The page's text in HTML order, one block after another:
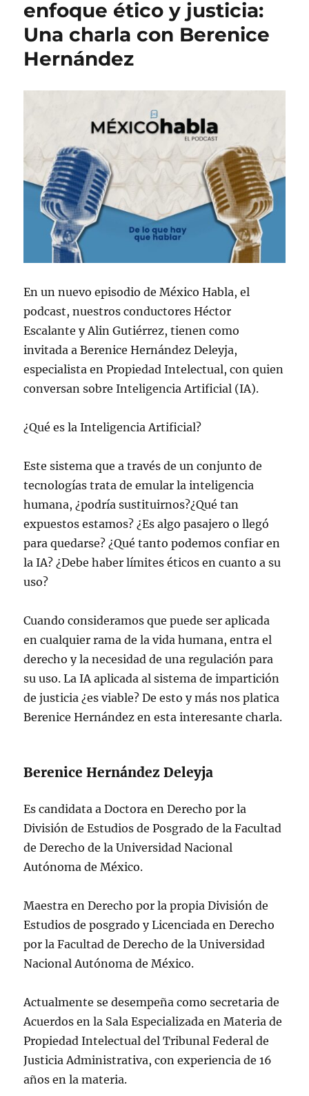
d
o
e
a
s
a
s
enfoque ético y justicia:
Una charla con Berenice
Hernández
En un nuevo episodio de México Habla, el
podcast, nuestros conductores Héctor
Escalante y Alin Gutiérrez, tienen como
invitada a Berenice Hernández Deleyja,
especialista en Propiedad Intelectual, con quien
conversan sobre Inteligencia Artificial (IA).
¿Qué es la Inteligencia Artificial?
Este sistema que a través de un conjunto de
tecnologías trata de emular la inteligencia
humana, ¿podría sustituirnos?¿Qué tan
expuestos estamos? ¿Es algo pasajero o llegó
para quedarse? ¿Qué tanto podemos confiar en
la IA? ¿Debe haber límites éticos en cuanto a su
uso?
Cuando consideramos que puede ser aplicada
en cualquier rama de la vida humana, entra el
derecho y la necesidad de una regulación para
su uso. La IA aplicada al sistema de impartición
de justicia ¿es viable? De esto y más nos platica
Berenice Hernández en esta interesante charla.
Berenice Hernández Deleyja
Es candidata a Doctora en Derecho por la
División de Estudios de Posgrado de la Facultad
de Derecho de la Universidad Nacional
Autónoma de México.
Maestra en Derecho por la propia División de
Estudios de posgrado y Licenciada en Derecho
por la Facultad de Derecho de la Universidad
Nacional Autónoma de México.
Actualmente se desempeña como secretaria de
Acuerdos en la Sala Especializada en Materia de
Propiedad Intelectual del Tribunal Federal de
Justicia Administrativa, con experiencia de 16
años en la materia.